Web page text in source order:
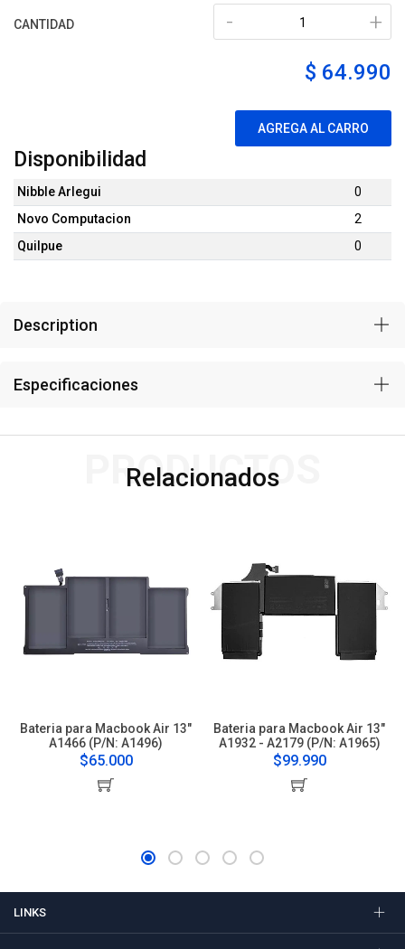
CANTIDAD +
-
$ 64.990
AGREGA AL CARRO
Disponibilidad
Nibble Arlegui
0
Novo Computacion
2
Quilpue
0
Description
Especificaciones
Relacionados
PRODUCTOS
Bateria para Macbook Air 13"
A1466 (P/N: A1496)
$65.000
Bateria para Macbook Air 13"
A1932 - A2179 (P/N: A1965)
$99.990
LINKS